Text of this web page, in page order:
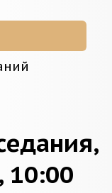
10:00